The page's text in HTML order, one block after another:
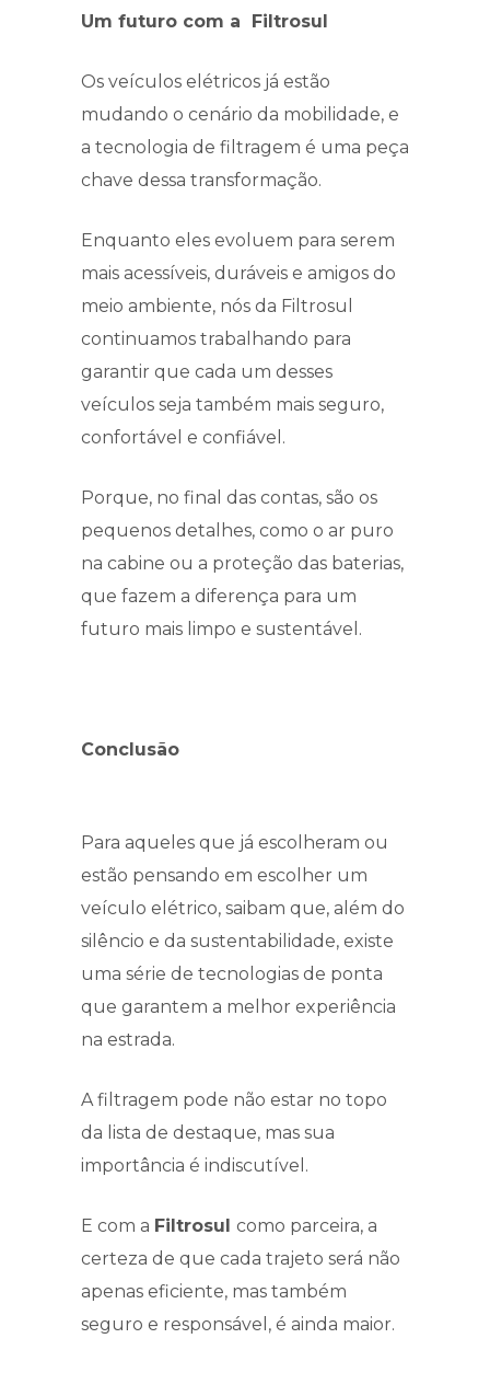
Um futuro com a Filtrosul
Os veículos elétricos já estão
mudando o cenário da mobilidade, e
a tecnologia de filtragem é uma peça
chave dessa transformação.
Enquanto eles evoluem para serem
mais acessíveis, duráveis e amigos do
meio ambiente, nós da Filtrosul
continuamos trabalhando para
garantir que cada um desses
veículos seja também mais seguro,
confortável e confiável.
Porque, no final das contas, são os
pequenos detalhes, como o ar puro
na cabine ou a proteção das baterias,
que fazem a diferença para um
futuro mais limpo e sustentável.
Conclusão
Para aqueles que já escolheram ou
estão pensando em escolher um
veículo elétrico, saibam que, além do
silêncio e da sustentabilidade, existe
uma série de tecnologias de ponta
que garantem a melhor experiência
na estrada.
A filtragem pode não estar no topo
da lista de destaque, mas sua
importância é indiscutível.
E com a Filtrosul como parceira, a
certeza de que cada trajeto será não
apenas eficiente, mas também
seguro e responsável, é ainda maior.